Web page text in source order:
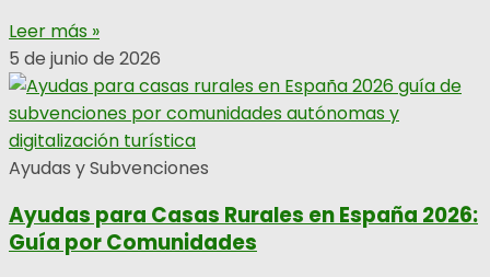
Leer más »
5 de junio de 2026
Ayudas y Subvenciones
Ayudas para Casas Rurales en España 2026:
Guía por Comunidades